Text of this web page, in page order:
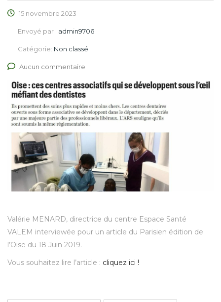
15 novembre 2023
Envoyé par : admin9706
Catégorie: Non classé
Aucun commentaire
Valérie MENARD, directrice du centre Espace Santé
VALEM interviewée pour un article du Parisien édition de
l’Oise du 18 Juin 2019.
Vous souhaitez lire l’article : cliquez ici !